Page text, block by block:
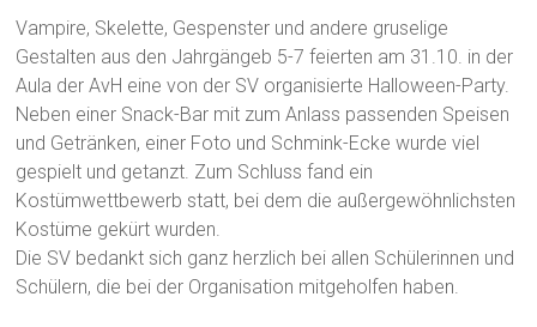
Vampire, Skelette, Gespenster und andere gruselige
Gestalten aus den Jahrgängeb 5-7 feierten am 31.10. in der
Aula der AvH eine von der SV organisierte Halloween-Party.
Neben einer Snack-Bar mit zum Anlass passenden Speisen
und Getränken, einer Foto und Schmink-Ecke wurde viel
gespielt und getanzt. Zum Schluss fand ein
Kostümwettbewerb statt, bei dem die außergewöhnlichsten
Kostüme gekürt wurden.
Die SV bedankt sich ganz herzlich bei allen Schülerinnen und
Schülern, die bei der Organisation mitgeholfen haben.